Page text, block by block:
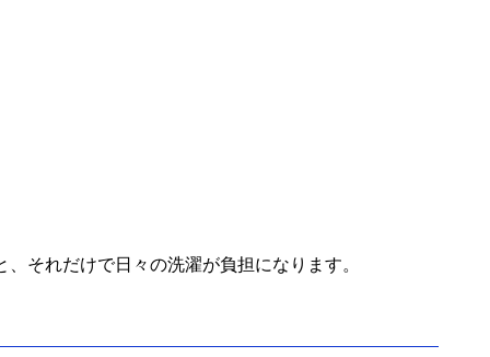
それだけで日々の洗濯が負担になります。